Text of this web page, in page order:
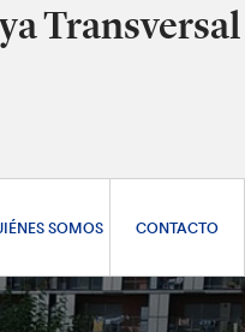
Transversal
SOMOS CONTACTO